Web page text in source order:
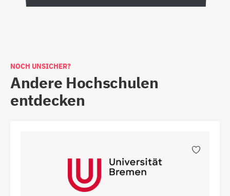
NOCH UNSICHER?
Andere Hochschulen
entdecken